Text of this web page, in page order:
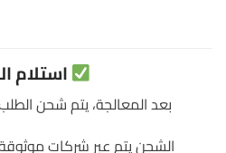
استلام
بعد المعالجة، يتم شحن
الشحن يتم عبر شركات